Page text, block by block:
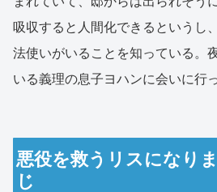
吸収すると人間化できるというし
法使いがいることを知っている。
いる義理の息子ヨハンに会いに行っ
悪役を救うリスになり
じ